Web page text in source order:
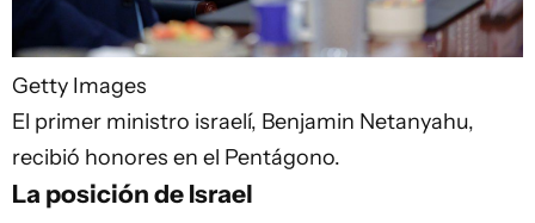
Getty Images
El primer ministro israelí, Benjamin Netanyahu,
recibió honores en el Pentágono.
La posición de Israel